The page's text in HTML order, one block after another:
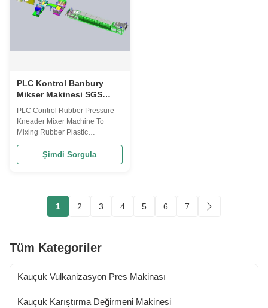
PLC Kontrol Banbury
Mikser Makinesi SGS
Plastik Kauçuk Karıştırma
Makineleri
PLC Control Rubber Pressure
Kneader Mixer Machine To
Mixing Rubber Plastic
kneader machine is suitable for
the plastication of rubber and
plastics. It is especially suitable
for middle and small sized
rubber and ...
Şimdi Sorgula
1 2 3 4 5 6 7
Tüm Kategoriler
Kauçuk Vulkanizasyon Pres Makinası
Kauçuk Karıştırma Değirmeni Makinesi